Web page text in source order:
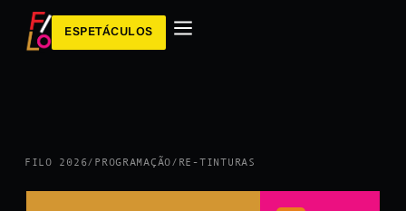
ESPETÁCULOS
FILO 2026/ PROGRAMAÇÃO/ RE-TINTURAS